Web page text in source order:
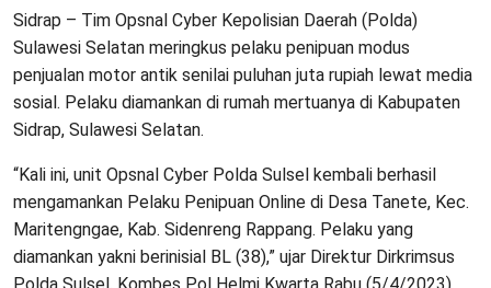
Sidrap – Tim Opsnal Cyber Kepolisian Daerah (Polda)
Sulawesi Selatan meringkus pelaku penipuan modus
penjualan motor antik senilai puluhan juta rupiah lewat media
sosial. Pelaku diamankan di rumah mertuanya di Kabupaten
Sidrap, Sulawesi Selatan.
“Kali ini, unit Opsnal Cyber Polda Sulsel kembali berhasil
mengamankan Pelaku Penipuan Online di Desa Tanete, Kec.
Maritengngae, Kab. Sidenreng Rappang. Pelaku yang
diamankan yakni berinisial BL (38),” ujar Direktur Dirkrimsus